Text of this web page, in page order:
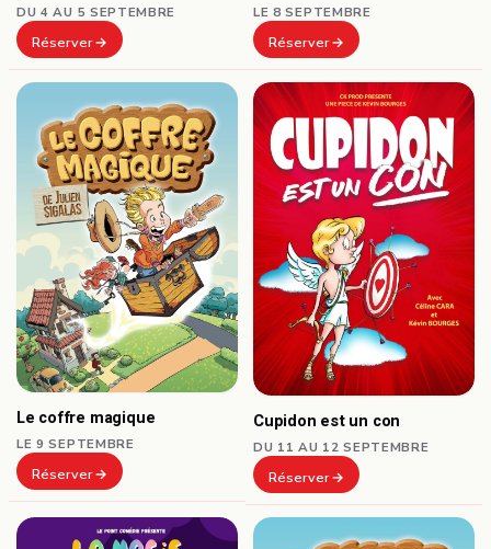
DU 4 AU 5 SEPTEMBRE
Réserver
LE 8 SEPTEMBRE
Réserver
Le coffre magique
LE 9 SEPTEMBRE
Réserver
Cupidon est un con
DU 11 AU 12 SEPTEMBRE
Réserver